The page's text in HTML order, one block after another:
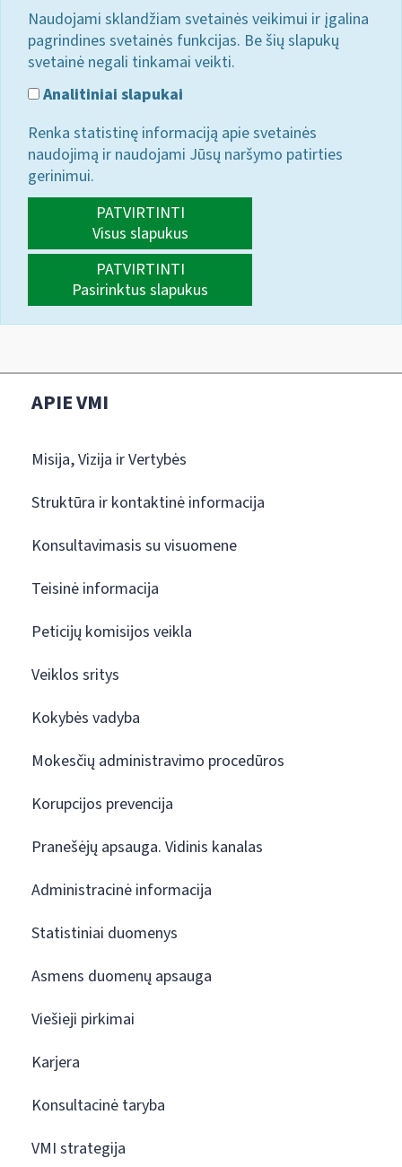
Naudojami sklandžiam svetainės veikimui ir įgalina
pagrindines svetainės funkcijas. Be šių slapukų
svetainė negali tinkamai veikti.
Analitiniai slapukai
Renka statistinę informaciją apie svetainės
naudojimą ir naudojami Jūsų naršymo patirties
gerinimui.
PATVIRTINTI
Visus slapukus
PATVIRTINTI
Pasirinktus slapukus
APIE VMI
Misija, Vizija ir Vertybės
Struktūra ir kontaktinė informacija
Konsultavimasis su visuomene
Teisinė informacija
Peticijų komisijos veikla
Veiklos sritys
Kokybės vadyba
Mokesčių administravimo procedūros
Korupcijos prevencija
Pranešėjų apsauga. Vidinis kanalas
Administracinė informacija
Statistiniai duomenys
Asmens duomenų apsauga
Viešieji pirkimai
Karjera
Konsultacinė taryba
VMI strategija